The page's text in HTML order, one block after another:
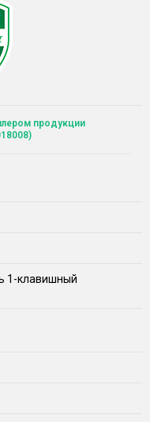
продукции
1-клавишный